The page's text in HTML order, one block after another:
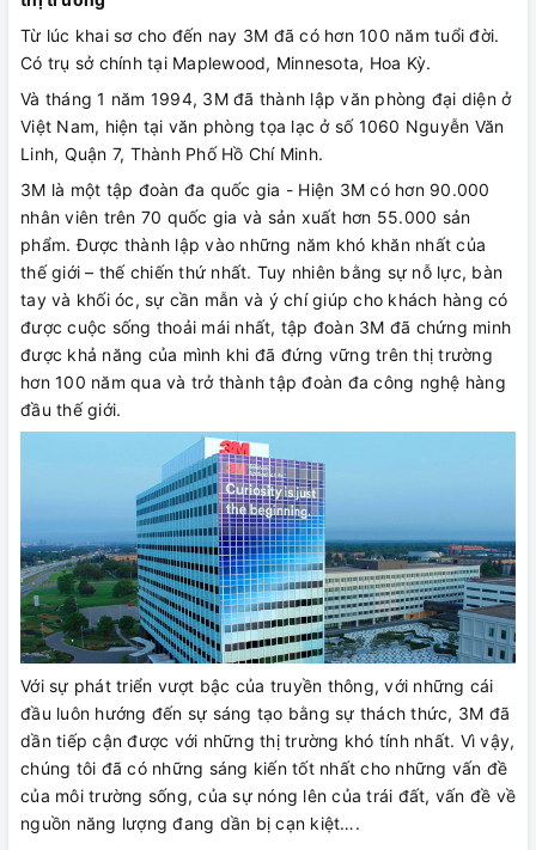
Từ lúc khai sơ cho đến nay 3M đã có hơn 100 năm tuổi đời.
Có trụ sở chính tại Maplewood, Minnesota, Hoa Kỳ.
Và tháng 1 năm 1994, 3M đã thành lập văn phòng đại diện ở
Việt Nam, hiện tại văn phòng tọa lạc ở số 1060 Nguyễn Văn
Linh, Quận 7, Thành Phố Hồ Chí Minh.
3M là một tập đoàn đa quốc gia - Hiện 3M có hơn 90.000
nhân viên trên 70 quốc gia và sản xuất hơn 55.000 sản
phẩm. Được thành lập vào những năm khó khăn nhất của
thế giới – thế chiến thứ nhất. Tuy nhiên bằng sự nỗ lực, bàn
tay và khối óc, sự cần mẫn và ý chí giúp cho khách hàng có
được cuộc sống thoải mái nhất, tập đoàn 3M đã chứng minh
được khả năng của mình khi đã đứng vững trên thị trường
hơn 100 năm qua và trở thành tập đoàn đa công nghệ hàng
đầu thế giới.
Với sự phát triển vượt bậc của truyền thông, với những cái
đầu luôn hướng đến sự sáng tạo bằng sự thách thức, 3M đã
dần tiếp cận được với những thị trường khó tính nhất. Vì vậy,
chúng tôi đã có những sáng kiến tốt nhất cho những vấn đề
của môi trường sống, của sự nóng lên của trái đất, vấn đề về
nguồn năng lượng đang dần bị cạn kiệt….